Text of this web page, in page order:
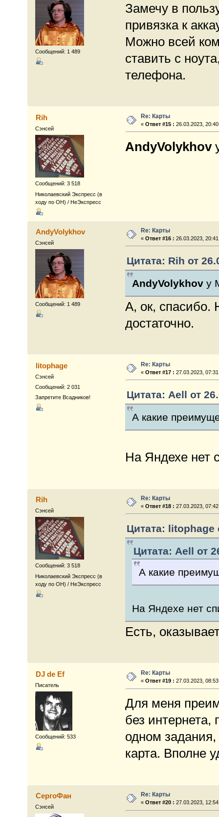
Сообщений: 1 489
Замечу в
привязка к
Можно всей
ставить с
телефона.
Rih
Сэнсей
Сообщений: 3 518
Николаевский Экспресс (в
ходу по ОН) / НеЭкспресс
Re: Карты
«Ответ #15 : 26.03.2023,
AndyVolykhov
AndyVolykhov
Сэнсей
Сообщений: 1 489
Re: Карты
«Ответ #16 : 26.03.2023,
Цитата: Rih от
AndyVolykhovу
А, ок, спасибо.
достаточно.
litophage
Сэнсей
Сообщений: 2 031
Запретите Всадников!
Re: Карты
«Ответ #17 : 27.03.2023,
Цитата: Aell от
А какие
На Яндехе нет
Rih
Сэнсей
Сообщений: 3 518
Николаевский Экспресс (в
ходу по ОН) / НеЭкспресс
Re: Карты
«Ответ #18 : 27.03.2023,
Цитата: litophage
Цитата: Aell от
А какие
На Яндехе нет
Есть,
DJ de Ef
Писатель
Сообщений: 533
Re: Карты
«Ответ #19 : 27.03.2023,
Для меня
без
одном
карта. Вполне
СергоФан
Сэнсей
Re: Карты
«Ответ #20 : 27.03.2023,